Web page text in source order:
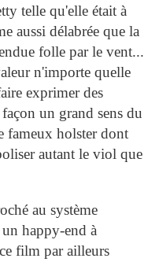
telle qu'elle était à
aussi délabrée que la
folle par le vent...
n'importe quelle
exprimer des
un grand sens du
fameux holster dont
autant le viol que
au système
happy-end à
film par ailleurs